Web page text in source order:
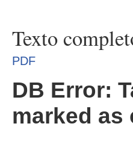
Texto
PDF
DB Error:
marked as